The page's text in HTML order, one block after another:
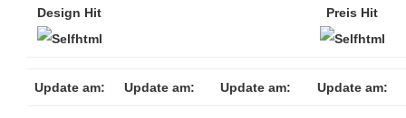
Design Hit Preis Hit
Update am: Update am: Update am: Update am: